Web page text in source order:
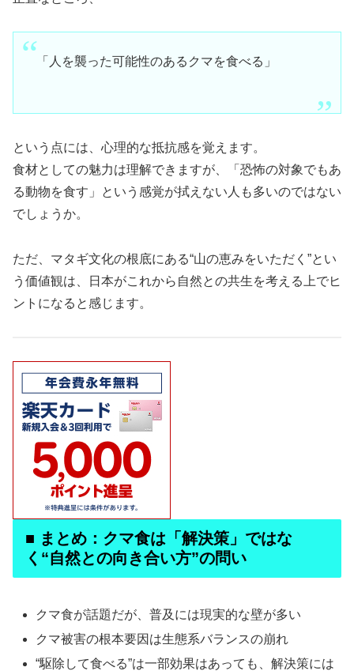
「人を襲った可能性のあるクマを食べる」
という点には、心理的な抵抗感を覚えます。
食材としての魅力は理解できますが、「恐怖の対象でもあ
る動物を食す」という感覚が拭えない人も多いのではない
でしょうか。
ただ、マタギ文化の根底にある“山の恵みをいただく”とい
う価値観は、日本がこれから自然との共生を考える上でヒ
ントになると感じます。
■ まとめ：クマ食は「解決策」ではな
く“自然との向き合い方”の問い
クマ食が話題だが、普及には現実的な壁が多い
クマ被害の根本要因は生態系バランスの崩れ
“駆除して食べる”は一部効果はあっても、解決策には